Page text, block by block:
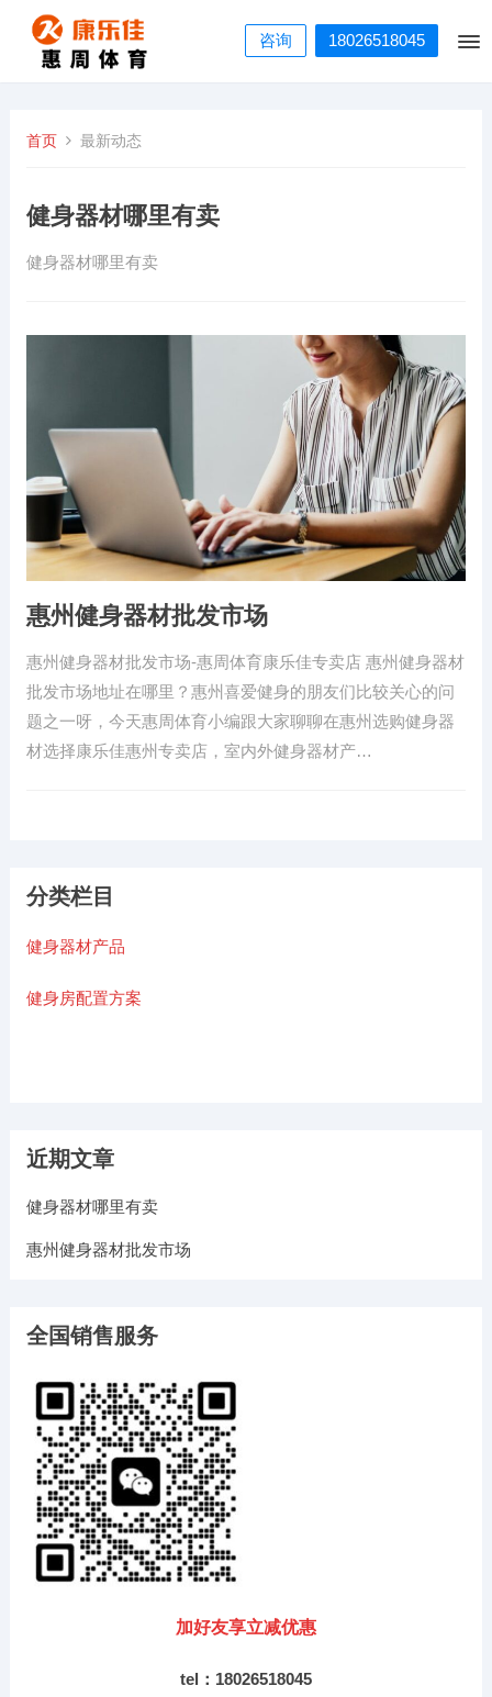
咨询 18026518045
首页 最新动态
健身器材哪里有卖
健身器材哪里有卖
惠州健身器材批发市场
惠州健身器材批发市场-惠周体育康乐佳专卖店 惠州健身器材
批发市场地址在哪里？惠州喜爱健身的朋友们比较关心的问
题之一呀，今天惠周体育小编跟大家聊聊在惠州选购健身器
材选择康乐佳惠州专卖店，室内外健身器材产…
分类栏目
健身器材产品
健身房配置方案
近期文章
健身器材哪里有卖
惠州健身器材批发市场
全国销售服务
加好友享立减优惠
tel：18026518045